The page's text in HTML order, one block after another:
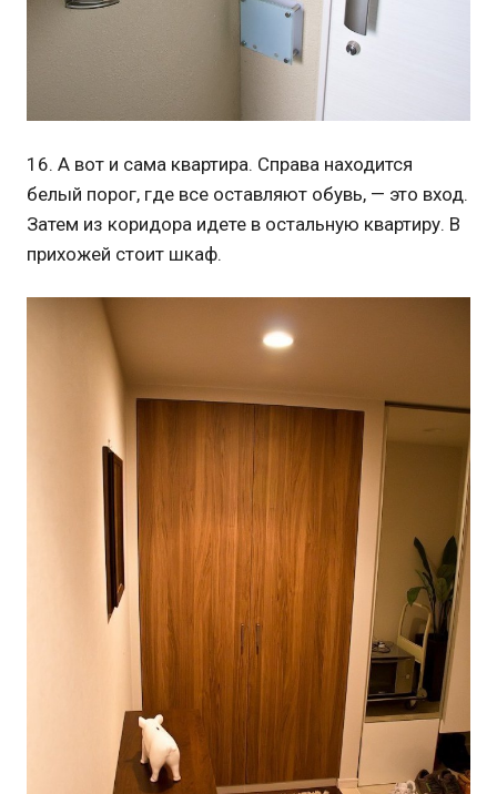
16. А вот и сама квартира. Справа находится
белый порог, где все оставляют обувь, — это вход.
Затем из коридора идете в остальную квартиру. В
прихожей стоит шкаф.